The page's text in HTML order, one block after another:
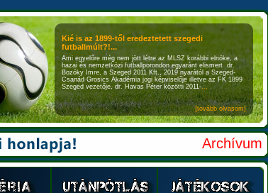
Kié is az 1899-től eredeztetett szegedi
futballmúlt?!...
Ami egyelőre még nem jött létre az MLSZ korábbi elnöke, a
hazai és nemzetközi futballporondon egyaránt elismert dr.
Bozóky Imre, a Szeged 2011 Kft., 2019 nyarától a Szeged-
Csanád Grosics Akadémia jogi képviselője illetve az FK 1899
Szeged vezetője, dr. Havas Péter közötti 2011-...
{tovább olvasom}
Archívum